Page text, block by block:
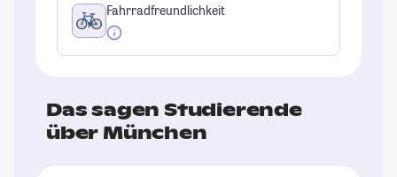
Fahrradfreundlichkeit
Das sagen Studierende
über München